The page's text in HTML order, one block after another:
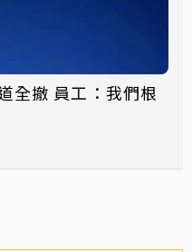
全撤 員工：我們根